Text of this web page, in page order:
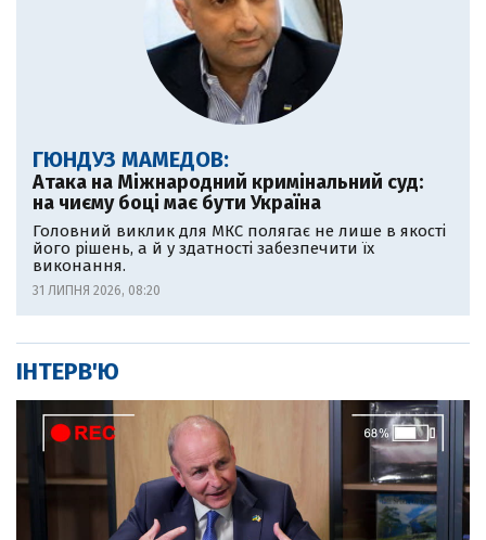
ГЮНДУЗ МАМЕДОВ:
Атака на Міжнародний кримінальний суд:
на чиєму боці має бути Україна
Головний виклик для МКС полягає не лише в якості
його рішень, а й у здатності забезпечити їх
виконання.
31 ЛИПНЯ 2026, 08:20
ІНТЕРВ'Ю